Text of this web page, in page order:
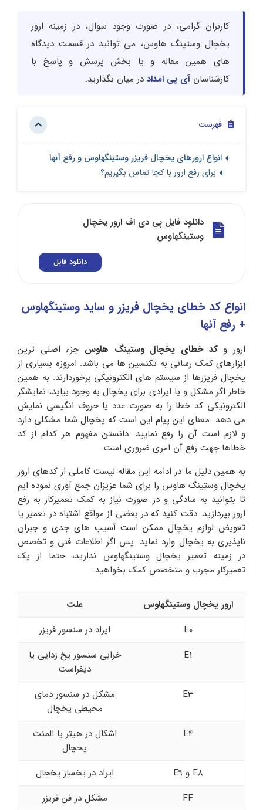
کاربران گرامی، در صورت وجود سوال، در زمینه ارور
یخچال وستینگ هاوس، می توانید در قسمت دیدگاه
های همین مقاله و یا بخش پرسش و پاسخ با
کارشناسان آی پی امداد در میان بگذارید.
فهرست
انواع ارورهای یخچال فریزر وستینگهاوس و رفع آنها
برای رفع ارور با کجا تماس بگیریم؟
دانلود فایل پی دی اف ارور یخچال
وستینگهاوس
دانلود فایل
انواع کد خطای یخچال فریزر و ساید وستینگهاوس
+ رفع آنها
ارور وکد خطای یخچال وستینگ هاوس جزء اصلی ترین
ابزارهای کمک رسانی به تکنسین ها می باشد. امروزه بسیاری از
یخچال فریزرها از سیستم های الکترونیکی برخوردارند. به همین
خاطر اگر مشکل و یا ایرادی برای یخچال به وجود بیاید، نمایشگر
الکترونیکی کد خطا را به صورت عدد یا حروف انگیسی نمایش
می دهد. معنای این پیام این است که یخچال شما مشکلی دارد
و لازم است آن را رفع نمایید. دانستن مفهوم هر کدام از کد
خطاها جهت رفع آن امری ضروری است.
به همین دلیل ما در ادامه این مقاله لیست کاملی از کدهای ارور
یخچال وستینگ هاوس را برای شما عزیزان جمع آوری نموده ایم
تا بتوانید به سادگی و در صورت نیاز به کمک تعمیرکار به رفع
ارور بپردازید. دقت کنید که در بعضی از مواقع اشتباه در تعمیر یا
تعویض لوازم یخچال ممکن است آسیب های جدی و جبران
ناپذیری به یخچال وارد نماید. پس اگر اطلاعات فنی و تخصص
در زمینه تعمیر یخچال وستینگهاوس ندارید، حتما از یک
تعمیرکار مجرب و متخصص کمک بخواهید.
ارور یخچال وستینگهاوس
علت
E0
ایراد در سنسور فریزر
E1
خرابی سنسور یخ زدایی یا
دیفراست
E3
مشکل در سنسور دمای
محیطی یخچال
E4
اشکال در هیتر یا المنت
یخچال
E8 و E9
ایراد در یخساز یخچال
FF
مشکل در فن فریزر